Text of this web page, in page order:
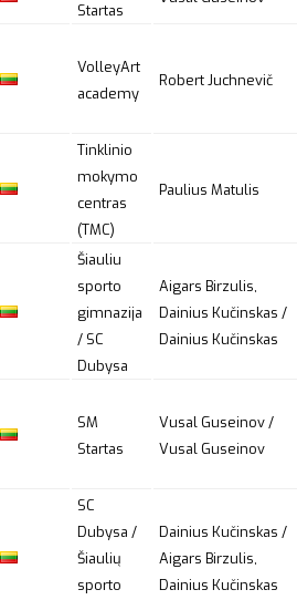
Startas
VolleyArt
academy
Robert Juchnevič
Tinklinio
mokymo
centras
(TMC)
Paulius Matulis
Šiauliu
sporto
gimnazija
/ SC
Dubysa
Aigars Birzulis,
Dainius Kučinskas /
Dainius Kučinskas
SM
Startas
Vusal Guseinov /
Vusal Guseinov
SC
Dubysa /
Šiaulių
sporto
Dainius Kučinskas /
Aigars Birzulis,
Dainius Kučinskas